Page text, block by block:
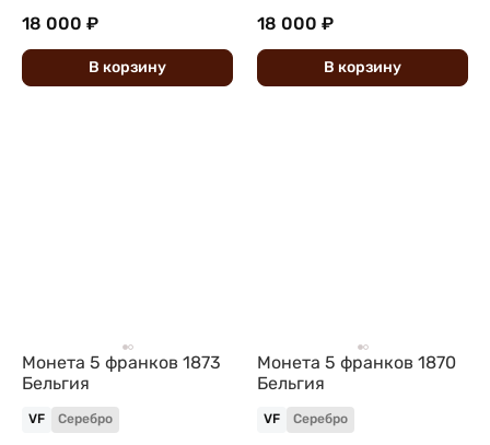
18 000 ₽
В корзину
18 000 ₽
В корзину
Монета 5 франков 1873
Бельгия
VF Серебро
Монета 5 франков 1870
Бельгия
VF Серебро